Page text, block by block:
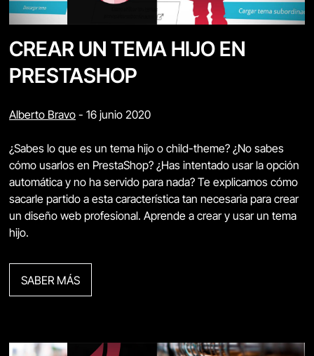
CREAR UN TEMA HIJO EN
PRESTASHOP
Alberto Bravo - 16 junio 2020
¿Sabes lo que es un tema hijo o child-theme? ¿No sabes
cómo usarlos en PrestaShop? ¿Has intentado usar la opción
automática y no ha servido para nada? Te explicamos cómo
sacarle partido a esta característica tan necesaria para crear
un diseño web profesional. Aprende a crear y usar un tema
hijo.
SABER MÁS